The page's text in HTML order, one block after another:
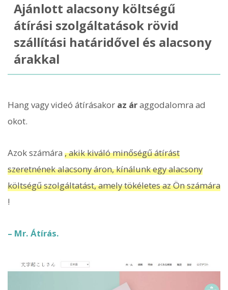
Ajánlott alacsony költségű
átírási szolgáltatások rövid
szállítási határidővel és alacsony
árakkal
Hang vagy videó átírásakor az áraggodalomra ad
okot.
Azok számára , akik kiváló minőségű átírást
szeretnének alacsony áron, kínálunk egy alacsony
költségű szolgáltatást, amely tökéletes az Ön számára
!
– Mr. Átírás.